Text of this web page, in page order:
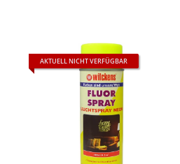
AKTUELL NICHT VERFÜGBAR